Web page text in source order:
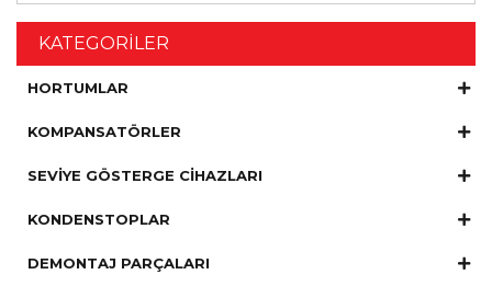
KATEGORİLER
HORTUMLAR
KOMPANSATÖRLER
SEVİYE GÖSTERGE CİHAZLARI
KONDENSTOPLAR
DEMONTAJ PARÇALARI